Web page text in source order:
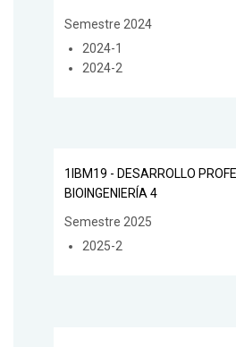
Semestre 2024
2024-1
2024-2
1IBM19 - DESARROLLO
BIOINGENIERÍA 4
Semestre 2025
2025-2